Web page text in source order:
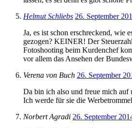
Helmut Schliebs 26. September
Ja, es ist schon erschreckend, wie
gezogen? KEINER! Der
Fotoshooting beim Kurdenchef
vor allem das Ansehen der
Verena von Buch 26. September
Da bin ich also und freue mich
Ich werde für sie die
Norbert Agradi 26. September